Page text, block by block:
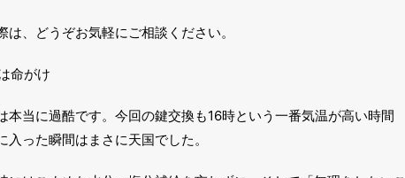
、どうぞお気軽にご相談ください。
命がけ
本当に過酷です。今回の鍵交換も16時という一番気温が高い時間
った瞬間はまさに天国でした。